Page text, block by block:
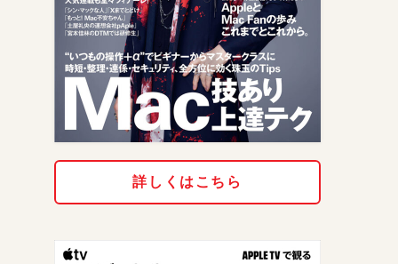
詳しくはこちら